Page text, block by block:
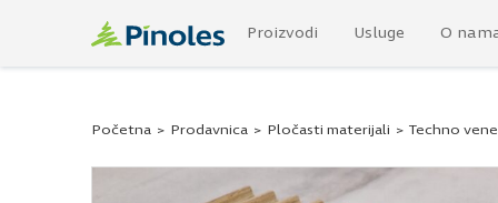
Proizvodi Usluge O
Početna > Prodavnica > Pločasti materijali > Techno